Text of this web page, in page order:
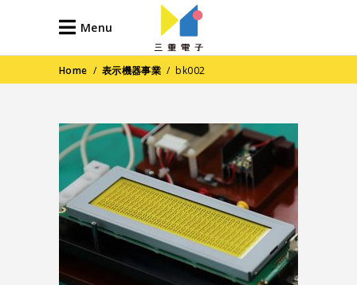
Menu
Home / 表示機器事業 /bk002